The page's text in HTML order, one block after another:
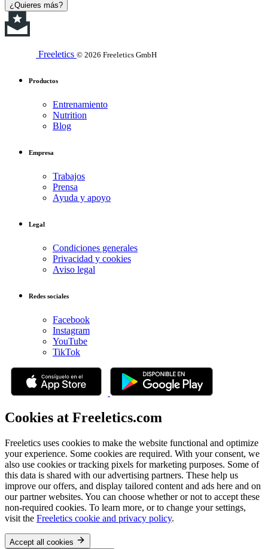
¿Quieres más?
Freeletics © 2026 Freeletics GmbH
Productos
Entrenamiento
Nutrition
Blog
Empresa
Trabajos
Prensa
Ayuda y apoyo
Legal
Condiciones generales
Privacidad y cookies
Aviso legal
Redes sociales
Facebook
Instagram
YouTube
TikTok
Cookies at Freeletics.com
Freeletics uses cookies to make the website functional and optimize
your experience. Some cookies are required. With your consent, we
also use cookies or tracking pixels for marketing purposes. Some of
this data is shared with our advertising partners. These help us
improve our offers, and display tailored content and ads here and on
our partner websites. You can choose whether or not to accept these
non-required cookies. To learn more, or to change your settings,
visit the Freeletics cookie and privacy policy.
Accept all cookies